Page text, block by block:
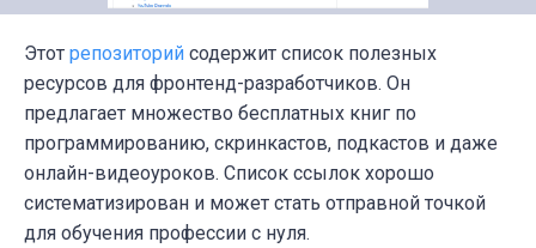
Этот репозиторий содержит список полезных
ресурсов для фронтенд-разработчиков. Он
предлагает множество бесплатных книг по
программированию, скринкастов, подкастов и даже
онлайн-видеоуроков. Список ссылок хорошо
систематизирован и может стать отправной точкой
для обучения профессии с нуля.